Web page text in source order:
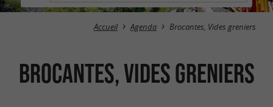
Accueil Agenda Brocantes, Vides greniers
Brocantes, Vides greniers